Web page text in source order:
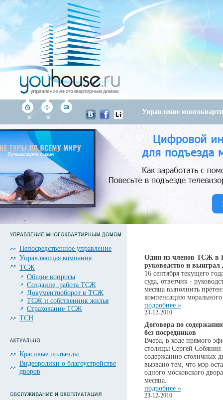
Управление
Непосредственное управление
Управляющая компания
ТСЖ
Общие вопросы
Создание, работа ТСЖ
Документооборот в ТСЖ
ТСЖ и собственник жилья
Страхование ТСЖ
ТСН
Красивые подъезды
Видеоролики о благоустройстве
дворов
Один из членов ТСЖ в
руководство и выиграл
16 сентября текущего
суда, ответчик -
месяца выполнить
компенсацию
подробнее »
23-12-2010
Договора по
без посредников
Вчера, в ходе прямого
столицы Сергей Собянин
содержанию столичных
вызвано тем, что мэр
одного московского
месяца.
подробнее »
23-12-2010